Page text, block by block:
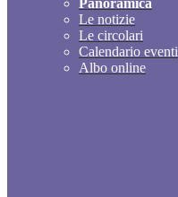
Panoramica
Le notizie
Le circolari
Calendario eventi
Albo online